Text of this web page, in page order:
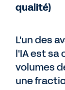
qualité)
L'un des
l'IA est sa
volumes
une